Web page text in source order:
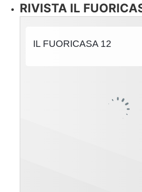
RIVISTA IL